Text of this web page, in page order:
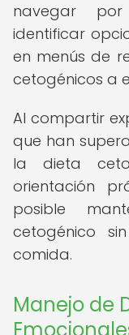
navegar
identificar
en menús de
cetogénicos a
Al compartir
que han
la dieta
orientación
posible
cetogénico
comida.
Manejo de